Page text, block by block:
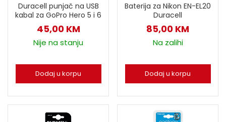
Duracell punjač na USB
kabal za GoPro Hero 5 i 6
45,00 KM
Nije na stanju
Dodaj u korpu
Baterija za Nikon EN-EL20
Duracell
85,00 KM
Na zalihi
Dodaj u korpu